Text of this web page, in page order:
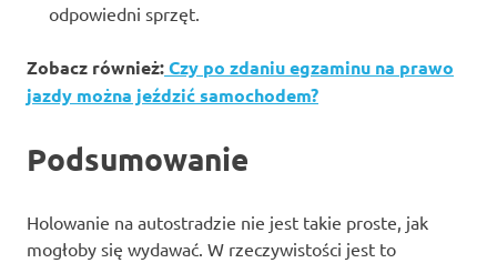
odpowiedni sprzęt.
Zobacz również:Czy po zdaniu egzaminu na prawo
jazdy można jeździć samochodem?
Podsumowanie
Holowanie na autostradzie nie jest takie proste, jak
mogłoby się wydawać. W rzeczywistości jest to